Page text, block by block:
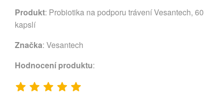
Produkt: Probiotika na podporu trávení Vesantech, 60
kapslí
Značka: Vesantech
Hodnocení produktu: